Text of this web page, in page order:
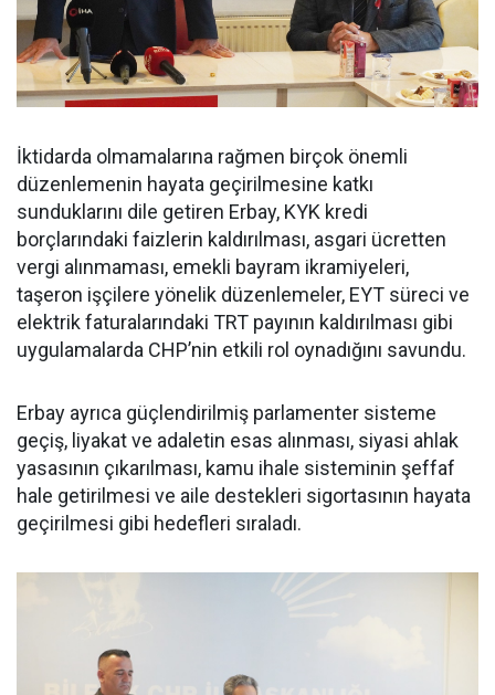
İktidarda olmamalarına rağmen birçok önemli
düzenlemenin hayata geçirilmesine katkı
sunduklarını dile getiren Erbay, KYK kredi
borçlarındaki faizlerin kaldırılması, asgari ücretten
vergi alınmaması, emekli bayram ikramiyeleri,
taşeron işçilere yönelik düzenlemeler, EYT süreci ve
elektrik faturalarındaki TRT payının kaldırılması gibi
uygulamalarda CHP’nin etkili rol oynadığını savundu.
Erbay ayrıca güçlendirilmiş parlamenter sisteme
geçiş, liyakat ve adaletin esas alınması, siyasi ahlak
yasasının çıkarılması, kamu ihale sisteminin şeffaf
hale getirilmesi ve aile destekleri sigortasının hayata
geçirilmesi gibi hedefleri sıraladı.